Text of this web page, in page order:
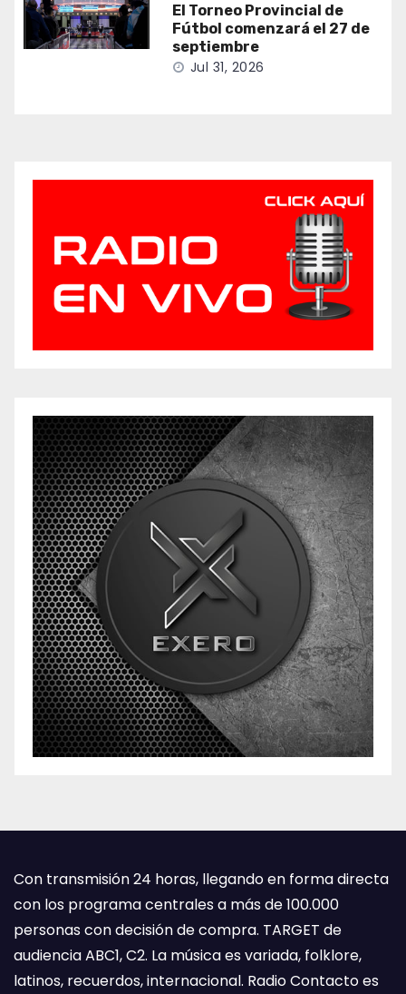
El Torneo Provincial de
Fútbol comenzará el 27 de
septiembre
Jul 31, 2026
Con transmisión 24 horas, llegando en forma directa
con los programa centrales a más de 100.000
personas con decisión de compra. TARGET de
audiencia ABC1, C2. La música es variada, folklore,
latinos, recuerdos, internacional. Radio Contacto es